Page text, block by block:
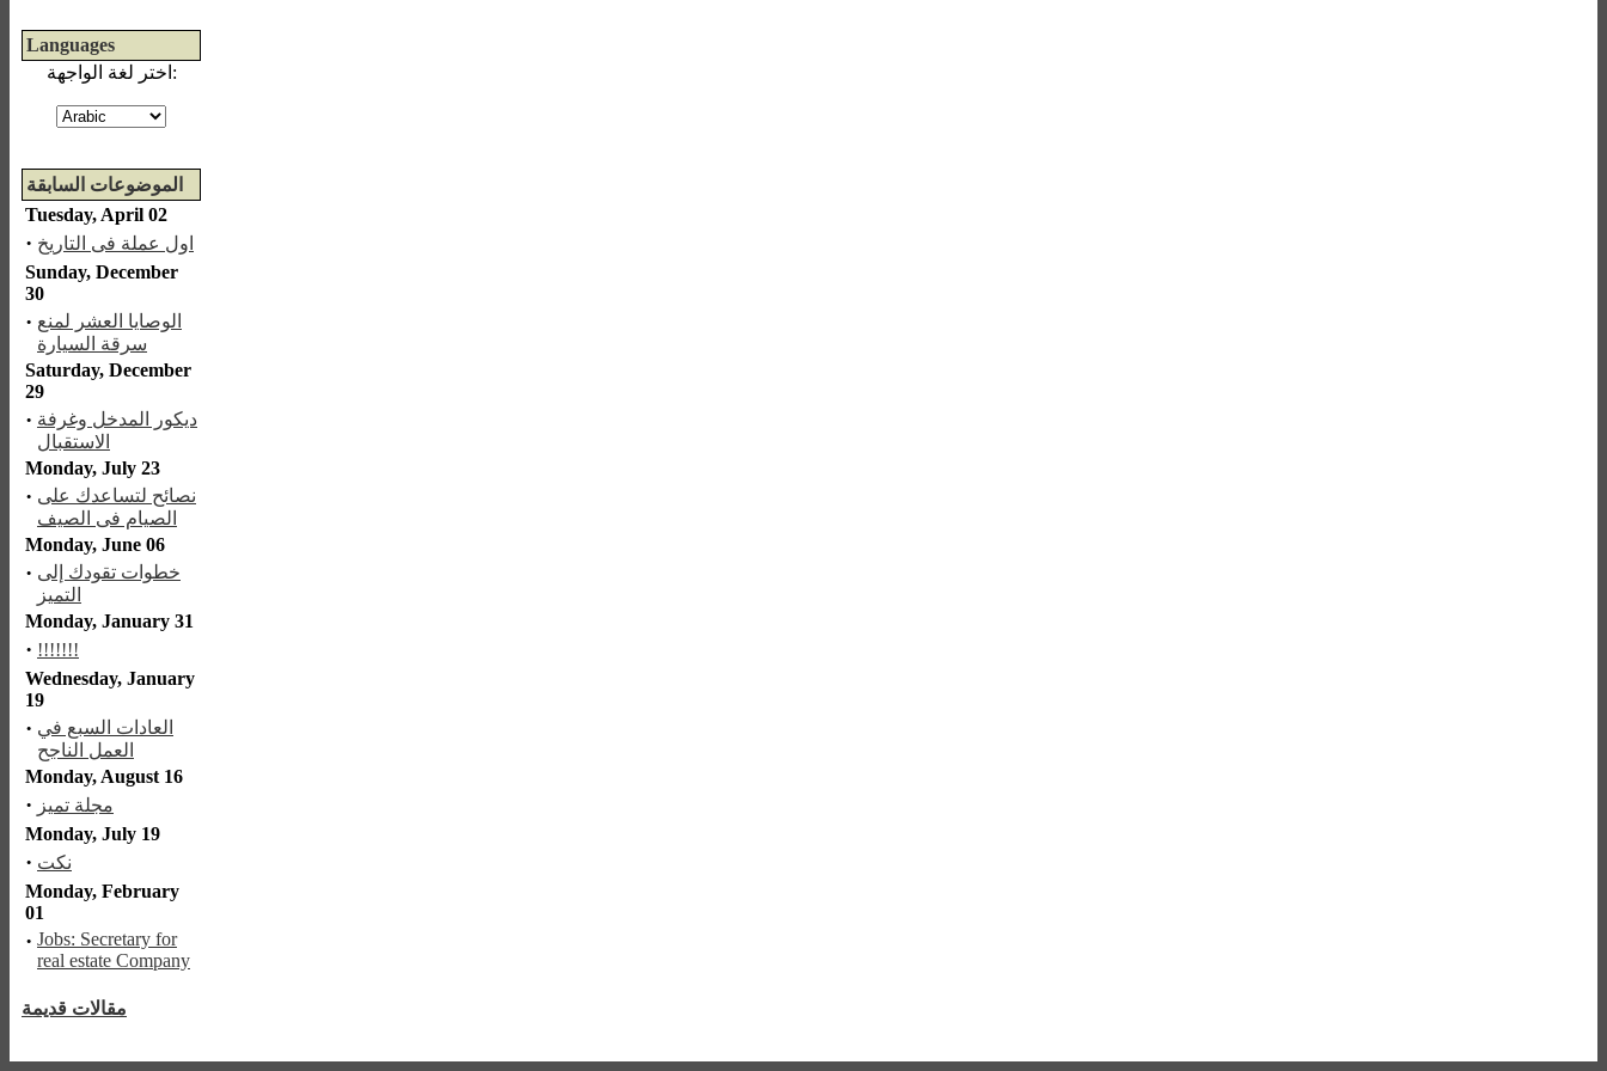
Languages
اختر لغة الواجهة:
الموضوعات السابقة
Tuesday, April 02
· اول عملة فى التاريخ
Sunday, December
30
· الوصايا العشر لمنع
سرقة السيارة
Saturday, December
29
· ديكور المدخل وغرفة
الاستقبال
Monday, July 23
· نصائح لتساعدك على
الصيام فى الصيف
Monday, June 06
· خطوات تقودك إلى
التميز
Monday, January 31
· !!!!!!!
Wednesday, January
19
· العادات السبع في
العمل الناجح
Monday, August 16
· مجلة تميز
Monday, July 19
· نكت
Monday, February
01
· Jobs: Secretary for
real estate Company
مقالات قديمة